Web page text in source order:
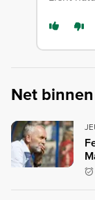
Net binnen